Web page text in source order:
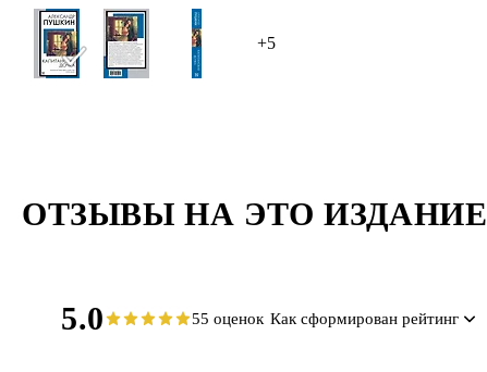
+5
ОТЗЫВЫ НА ЭТО ИЗДАНИЕ
5.0 55 оценок Как сформирован рейтинг